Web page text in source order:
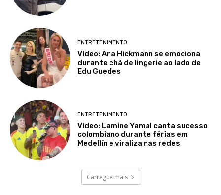
ENTRETENIMENTO
Vídeo: Ana Hickmann se emociona
durante chá de lingerie ao lado de
Edu Guedes
ENTRETENIMENTO
Vídeo: Lamine Yamal canta sucesso
colombiano durante férias em
Medellín e viraliza nas redes
Carregue mais